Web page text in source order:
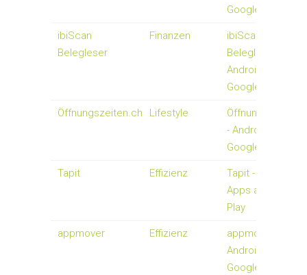
Google Play
ibiScan
Belegleser
Finanzen
ibiScan
Belegleser -
Android-Apps auf
Google Play
Öffnungszeiten.ch Lifestyle
- Android-Apps
Google Play
Tapit Effizienz
Tapit - Android-
Apps auf Google
Play
appmover Effizienz
appmover -
Android-Apps auf
Google Play